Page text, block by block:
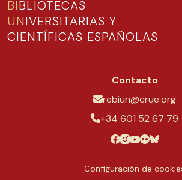
BIBLIOTECAS
UNIVERSITARIAS Y
CIENTÍFICAS ESPAÑOLAS
Contacto
rebiun@crue.org
+34 601 52 67 79
Configuración de